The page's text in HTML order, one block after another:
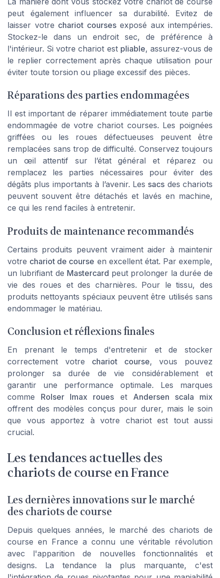
peut également influencer sa durabilité. Evitez de
laisser votre chariot coursesexposé aux intempéries.
Stockez-le dans un endroit sec, de préférence à
l'intérieur. Si votre chariot est pliable, assurez-vous de
le replier correctement après chaque utilisation pour
éviter toute torsion ou pliage excessif des pièces.
Réparations des parties endommagées
Il est important de réparer immédiatement toute partie
endommagée de votre chariot courses. Les poignées
griffées ou les roues défectueuses peuvent être
remplacées sans trop de difficulté. Conservez toujours
un œil attentif sur l’état général et réparez ou
remplacez les parties nécessaires pour éviter des
dégâts plus importants à l’avenir. Les sacs des chariots
peuvent souvent être détachés et lavés en machine,
ce qui les rend faciles à entretenir.
Produits de maintenance recommandés
Certains produits peuvent vraiment aider à maintenir
votre chariot de course en excellent état. Par exemple,
un lubrifiant de Mastercard peut prolonger la durée de
vie des roues et des charnières. Pour le tissu, des
produits nettoyants spéciaux peuvent être utilisés sans
endommager le matériau.
Conclusion et réflexions finales
En prenant le temps d'entretenir et de stocker
correctement votre chariot course, vous pouvez
prolonger sa durée de vie considérablement et
garantir une performance optimale. Les marques
comme Rolser Imax roues et Andersen scala mix
offrent des modèles conçus pour durer, mais le soin
que vous apportez à votre chariot est tout aussi
crucial.
Les tendances actuelles des
chariots de course en France
Les dernières innovations sur le marché
des chariots de course
Depuis quelques années, le marché des chariots de
course en France a connu une véritable révolution
avec l'apparition de nouvelles fonctionnalités et
designs. La tendance la plus marquante, c'est